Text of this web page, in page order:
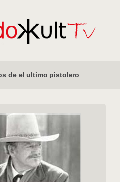
de el ultimo pistolero